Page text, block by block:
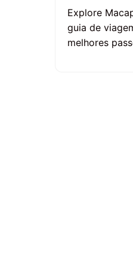
Explore
guia de
melhores